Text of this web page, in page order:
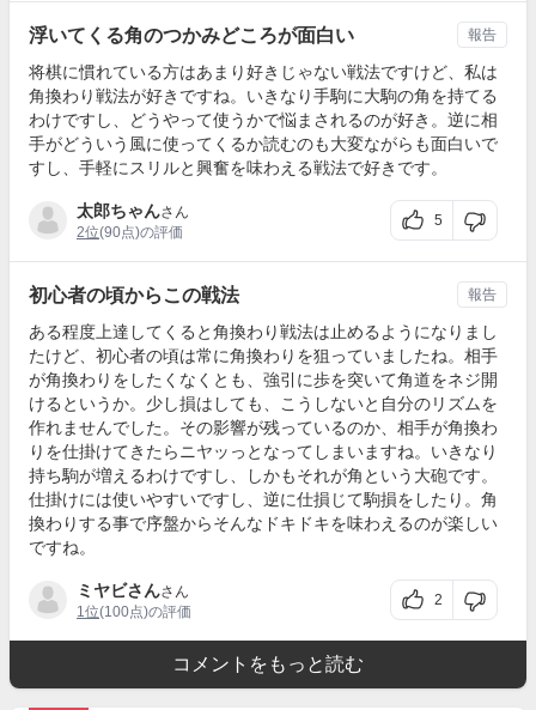
浮いてくる角のつかみどころが面白い
将棋に慣れている方はあまり好きじゃない戦法ですけど、私は
角換わり戦法が好きですね。いきなり手駒に大駒の角を持てる
わけですし、どうやって使うかで悩まされるのが好き。逆に相
手がどういう風に使ってくるか読むのも大変ながらも面白いで
すし、手軽にスリルと興奮を味わえる戦法で好きです。
太郎ちゃんさん
2位(90点)の評価
5
報告
初心者の頃からこの戦法
ある程度上達してくると角換わり戦法は止めるようになりまし
たけど、初心者の頃は常に角換わりを狙っていましたね。相手
が角換わりをしたくなくとも、強引に歩を突いて角道をネジ開
けるというか。少し損はしても、こうしないと自分のリズムを
作れませんでした。その影響が残っているのか、相手が角換わ
りを仕掛けてきたらニヤッっとなってしまいますね。いきなり
持ち駒が増えるわけですし、しかもそれが角という大砲です。
仕掛けには使いやすいですし、逆に仕損じて駒損をしたり。角
換わりする事で序盤からそんなドキドキを味わえるのが楽しい
ですね。
ミヤビさんさん
1位(100点)の評価
2
報告
コメントをもっと読む